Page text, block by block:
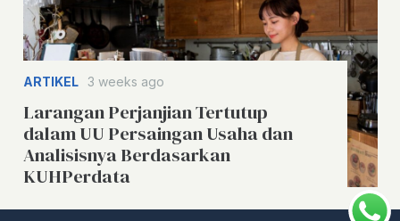
ARTIKEL 3 weeks ago
Larangan Perjanjian Tertutup
dalam UU Persaingan Usaha dan
Analisisnya Berdasarkan
KUHPerdata